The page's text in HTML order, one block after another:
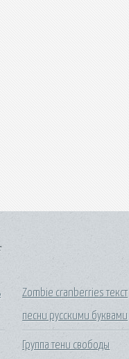
Zombie cranberries текст
песни русскими буквами
Группа тени свободы